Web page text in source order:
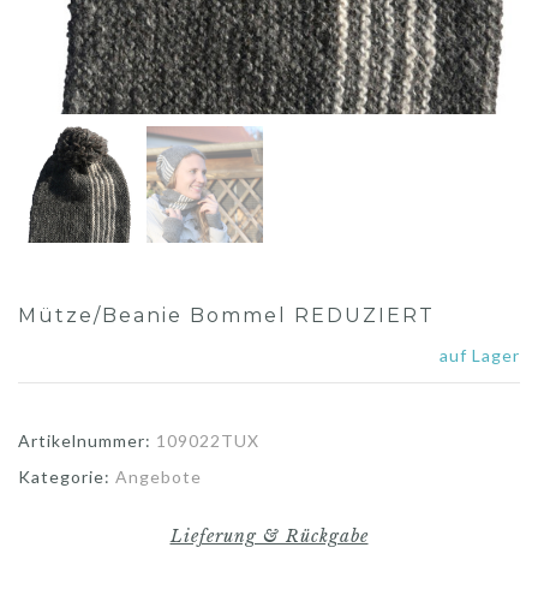
Mütze/Beanie Bommel REDUZIERT
auf Lager
Artikelnummer: 109022TUX
Kategorie: Angebote
Lieferung & Rückgabe